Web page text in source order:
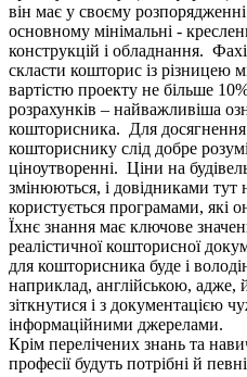
він має у своєму
основному мінімальні -
конструкцій і обладнання.
скласти кошторис із різницею
вартістю проекту не більше
розрахунків – найважливіша
кошторисника. Для досягнення
кошториснику слід добре
ціноутворенні. Ціни на
змінюються, і довідниками
користується програмами, які
Їхнє знання має ключове
реалістичної кошторисної
для кошторисника буде і
наприклад, англійською, адже,
зіткнутися і з документацією
інформаційними джерелами.
Крім перелічених знань та
професії будуть потрібні й